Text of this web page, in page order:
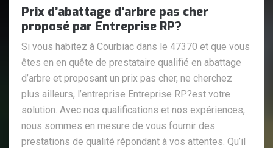
Prix d’abattage d’arbre pas cher
proposé par Entreprise RP?
Si vous habitez à Courbiac dans le 47370 et que vous
êtes en en quête de prestataire qualifié en abattage
d’arbre et proposant un prix pas cher, ne cherchez
plus ailleurs, l’entreprise Entreprise RP?est votre
solution. Avec nos qualifications et nos expériences,
nous sommes en mesure de vous fournir des
prestations de qualité répondant à vos attentes. Qu’il